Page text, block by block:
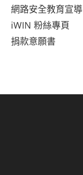
網路安全教育宣導
iWIN 粉絲專頁
捐款意願書